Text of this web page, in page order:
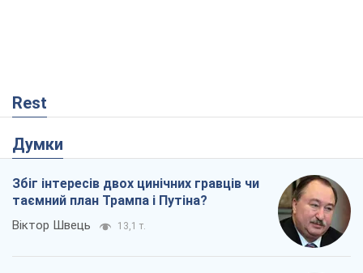
Rest
Думки
Збіг інтересів двох цинічних гравців чи
таємний план Трампа і Путіна?
Віктор Швець 13,1 т.